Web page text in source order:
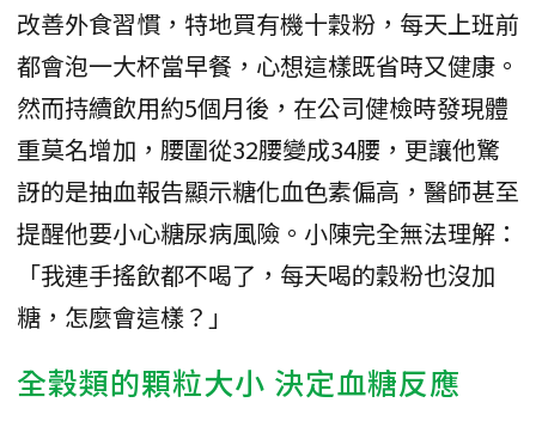
改善外食習慣，特地買有機十穀粉，每天上班前
都會泡一大杯當早餐，心想這樣既省時又健康。
然而持續飲用約5個月後，在公司健檢時發現體
重莫名增加，腰圍從32腰變成34腰，更讓他驚
訝的是抽血報告顯示糖化血色素偏高，醫師甚至
提醒他要小心糖尿病風險。小陳完全無法理解：
「我連手搖飲都不喝了，每天喝的穀粉也沒加
糖，怎麼會這樣？」
全穀類的顆粒大小 決定血糖反應